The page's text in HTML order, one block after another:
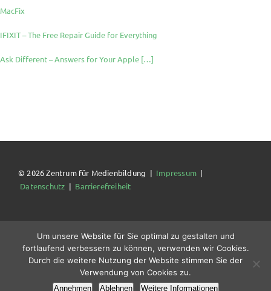
MacFix
IFIXIT – The Free Repair Guide for Everything
Ask Different – Answers for Your Apple […]
© 2026 Zentrum für Medienbildung | Impressum|
Datenschutz | Barrierefreiheit
Um unsere Website für Sie optimal zu gestalten und
fortlaufend verbessern zu können, verwenden wir Cookies.
Durch die weitere Nutzung der Website stimmen Sie der
Verwendung von Cookies zu.
Annehmen Ablehnen Weitere Informationen